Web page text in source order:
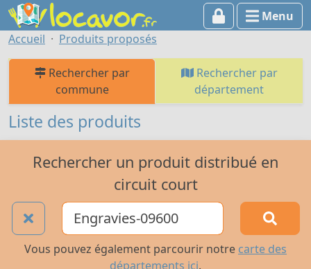
Menu
Accueil
Produits proposés
Rechercher par
commune
Rechercher par
département
Liste des produits
Rechercher un produit distribué en
circuit court
Vous pouvez également parcourir notre carte des
départements ici.